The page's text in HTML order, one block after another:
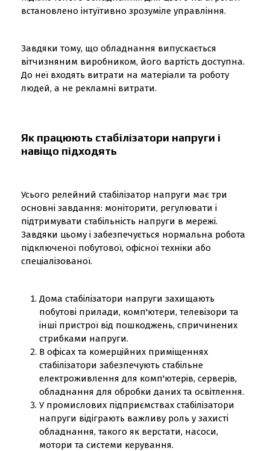
встановлено інтуїтивно зрозуміле управління.
Завдяки тому, що обладнання випускається
вітчизняним виробником, його вартість доступна.
До неї входять витрати на матеріали та роботу
людей, а не рекламні витрати.
Як працюють стабілізатори напруги і
навіщо підходять
Усього релейний стабілізатор напруги має три
основні завдання: моніторити, регулювати і
підтримувати стабільність напруги в мережі.
Завдяки цьому і забезпечується нормальна робота
підключеної побутової, офісної техніки або
спеціалізованої.
Дома стабілізатори напруги захищають
побутові прилади, комп'ютери, телевізори та
інші пристрої від пошкоджень, спричинених
стрибками напруги.
В офісах та комерційних приміщеннях
стабілізатори забезпечують стабільне
електроживлення для комп'ютерів, серверів,
обладнання для обробки даних та освітлення.
У промислових підприємствах стабілізатори
напруги відіграють важливу роль у захисті
обладнання, такого як верстати, насоси,
мотори та системи керування.